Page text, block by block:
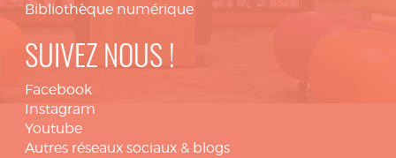
Bibliothèque numérique
SUIVEZ NOUS !
Facebook
Instagram
Youtube
Autres réseaux sociaux & blogs